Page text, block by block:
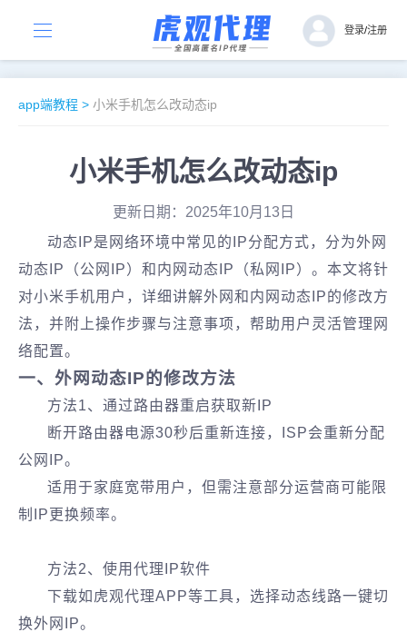
登录/注册
app端教程 > 小米手机怎么改动态ip
小米手机怎么改动态ip
更新日期：2025年10月13日
动态IP是网络环境中常见的IP分配方式，分为‌外网
动态IP‌（公网IP）和‌内网动态IP‌（私网IP）。本文将针
对小米手机用户，详细讲解‌外网和内网动态IP的修改方
法‌，并附上操作步骤与注意事项，帮助用户灵活管理网
络配置。
一、外网动态IP的修改方法
方法1、通过路由器重启获取新IP‌
断开路由器电源30秒后重新连接，ISP会重新分配
公网IP。
适用于家庭宽带用户，但需注意部分运营商可能限
制IP更换频率。
方法2、使用代理IP软件‌
下载如‌虎观代理APP‌等工具，选择动态线路一键切
换外网IP。